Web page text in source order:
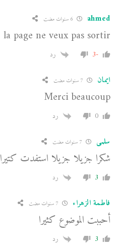
ahmed
la page ne veux pas sortir
-3 رد
ايمان
Merci beaucoup
0 رد
سلمى
شكرا جزيلا جزيلا استفدت كتيرا
3 رد
فاطمة الزهراء
أحببت الموضوع كثيرا
3 رد